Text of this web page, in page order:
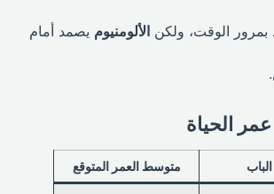
بمرور الوقت، ولكنالألومنيوميصمد أمام
الحياة
متوسط العمر المتوقع